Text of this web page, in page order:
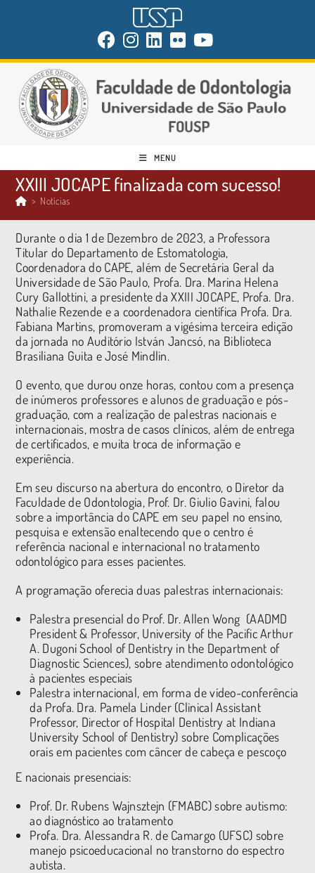
MENU
XXIII JOCAPE finalizada com sucesso!
> Notícias
Durante o dia 1 de Dezembro de 2023, a Professora
Titular do Departamento de Estomatologia,
Coordenadora do CAPE, além de Secretária Geral da
Universidade de São Paulo, Profa. Dra. Marina Helena
Cury Gallottini, a presidente da XXIII JOCAPE, Profa. Dra.
Nathalie Rezende e a coordenadora científica Profa. Dra.
Fabiana Martins, promoveram a vigésima terceira edição
da jornada no Auditório István Jancsó, na Biblioteca
Brasiliana Guita e José Mindlin.
O evento, que durou onze horas, contou com a presença
de inúmeros professores e alunos de graduação e pós-
graduação, com a realização de palestras nacionais e
internacionais, mostra de casos clínicos, além de entrega
de certificados, e muita troca de informação e
experiência.
Em seu discurso na abertura do encontro, o Diretor da
Faculdade de Odontologia, Prof. Dr. Giulio Gavini, falou
sobre a importância do CAPE em seu papel no ensino,
pesquisa e extensão enaltecendo que o centro é
referência nacional e internacional no tratamento
odontológico para esses pacientes.
A programação oferecia duas palestras internacionais:
Palestra presencial do Prof. Dr. Allen Wong (AADMD
President & Professor, University of the Pacific Arthur
A. Dugoni School of Dentistry in the Department of
Diagnostic Sciences), sobre atendimento odontológico
à pacientes especiais
Palestra internacional, em forma de vídeo-conferência
da Profa. Dra. Pamela Linder (Clinical Assistant
Professor, Director of Hospital Dentistry at Indiana
University School of Dentistry) sobre Complicações
orais em pacientes com câncer de cabeça e pescoço
E nacionais presenciais:
Prof. Dr. Rubens Wajnsztejn (FMABC) sobre autismo:
ao diagnóstico ao tratamento
Profa. Dra. Alessandra R. de Camargo (UFSC) sobre
manejo psicoeducacional no transtorno do espectro
autista.